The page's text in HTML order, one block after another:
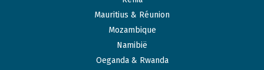
Mauritius & Réunion
Mozambique
Namibië
Oeganda & Rwanda